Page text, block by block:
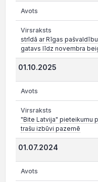
strīdā ar Rīgas
gatavs līdz novembra
01.10.2025
"Bite Latvija" pieteikumu
trašu izbūvi pazemē
01.07.2024